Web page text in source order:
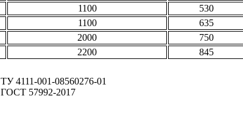
1100 530
1100 635
2000 750
2200 845
ТУ 4111-001-08560276-01
ГОСТ 57992-2017